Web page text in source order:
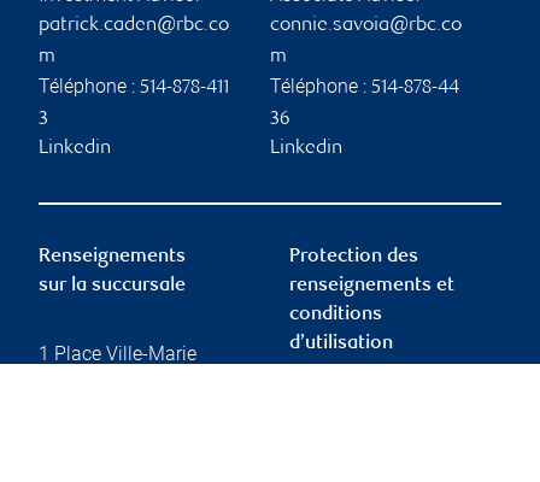
patrick.caden@rbc.co
m
Téléphone : 514-878-411
3
Linkedin
connie.savoia@rbc.co
m
Téléphone : 514-878-44
36
Linkedin
Renseignements
sur la succursale
1 Place Ville-Marie
Protection des
renseignements et
conditions
d’utilisation